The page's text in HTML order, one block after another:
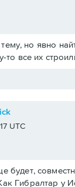
но явно
все их
UTC
будет,
Гибралтар у